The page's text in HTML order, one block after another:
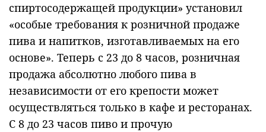
спиртосодержащей продукции» установил
«особые требования к розничной продаже
пива и напитков, изготавливаемых на его
основе». Теперь с 23 до 8 часов, розничная
продажа абсолютно любого пива в
независимости от его крепости может
осуществляться только в кафе и ресторанах.
С 8 до 23 часов пиво и прочую